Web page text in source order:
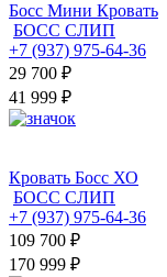
Босс Мини Кровать
БОСС СЛИП
+7 (937) 975-64-36
29 700 ₽
41 999 ₽
Кровать Босс ХО
БОСС СЛИП
+7 (937) 975-64-36
109 700 ₽
170 999 ₽